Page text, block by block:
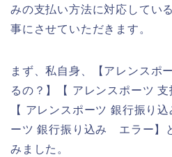
みの支払い方法に対応してい
事にさせていただきます。
まず、私自身、【アレンスポ
るの？】【 アレンスポーツ 支
【 アレンスポーツ 銀行振り
ーツ 銀行振り込み エラー】
みました。